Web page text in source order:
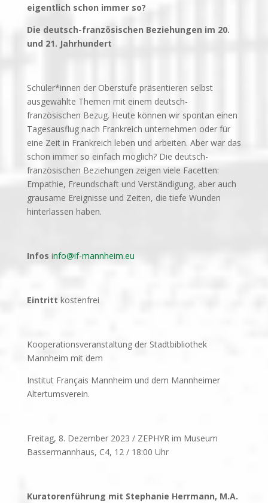
eigentlich schon immer so?
Die deutsch-französischen Beziehungen im 20.
und 21. Jahrhundert
Schüler*innen der Oberstufe präsentieren selbst
ausgewählte Themen mit einem deutsch-
französischen Bezug. Heute können wir spontan einen
Tagesausflug nach Frankreich unternehmen oder für
eine Zeit in Frankreich leben und arbeiten. Aber war das
schon immer so einfach möglich? Die deutsch-
französischen Beziehungen zeigen viele Facetten:
Empathie, Freundschaft und Verständigung, aber auch
grausame Ereignisse und Zeiten, die tiefe Wunden
hinterlassen haben.
Infos info@if-mannheim.eu
Eintritt kostenfrei
Kooperationsveranstaltung der Stadtbibliothek
Mannheim mit dem
Institut Français Mannheim und dem Mannheimer
Altertumsverein.
Freitag, 8. Dezember 2023 / ZEPHYR im Museum
Bassermannhaus, C4, 12 / 18:00 Uhr
Kuratorenführung mit Stephanie Herrmann, M.A.